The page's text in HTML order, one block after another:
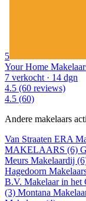
5
Your Home
7 verkocht · 14 dgn
4.5 (60 reviews)
4.5 (60)
Andere makelaars
Van Straaten ERA
MAKELAARS (6)
Meurs Makelaardij
Hagedoorn
B.V. Makelaar in het
(3) Montana